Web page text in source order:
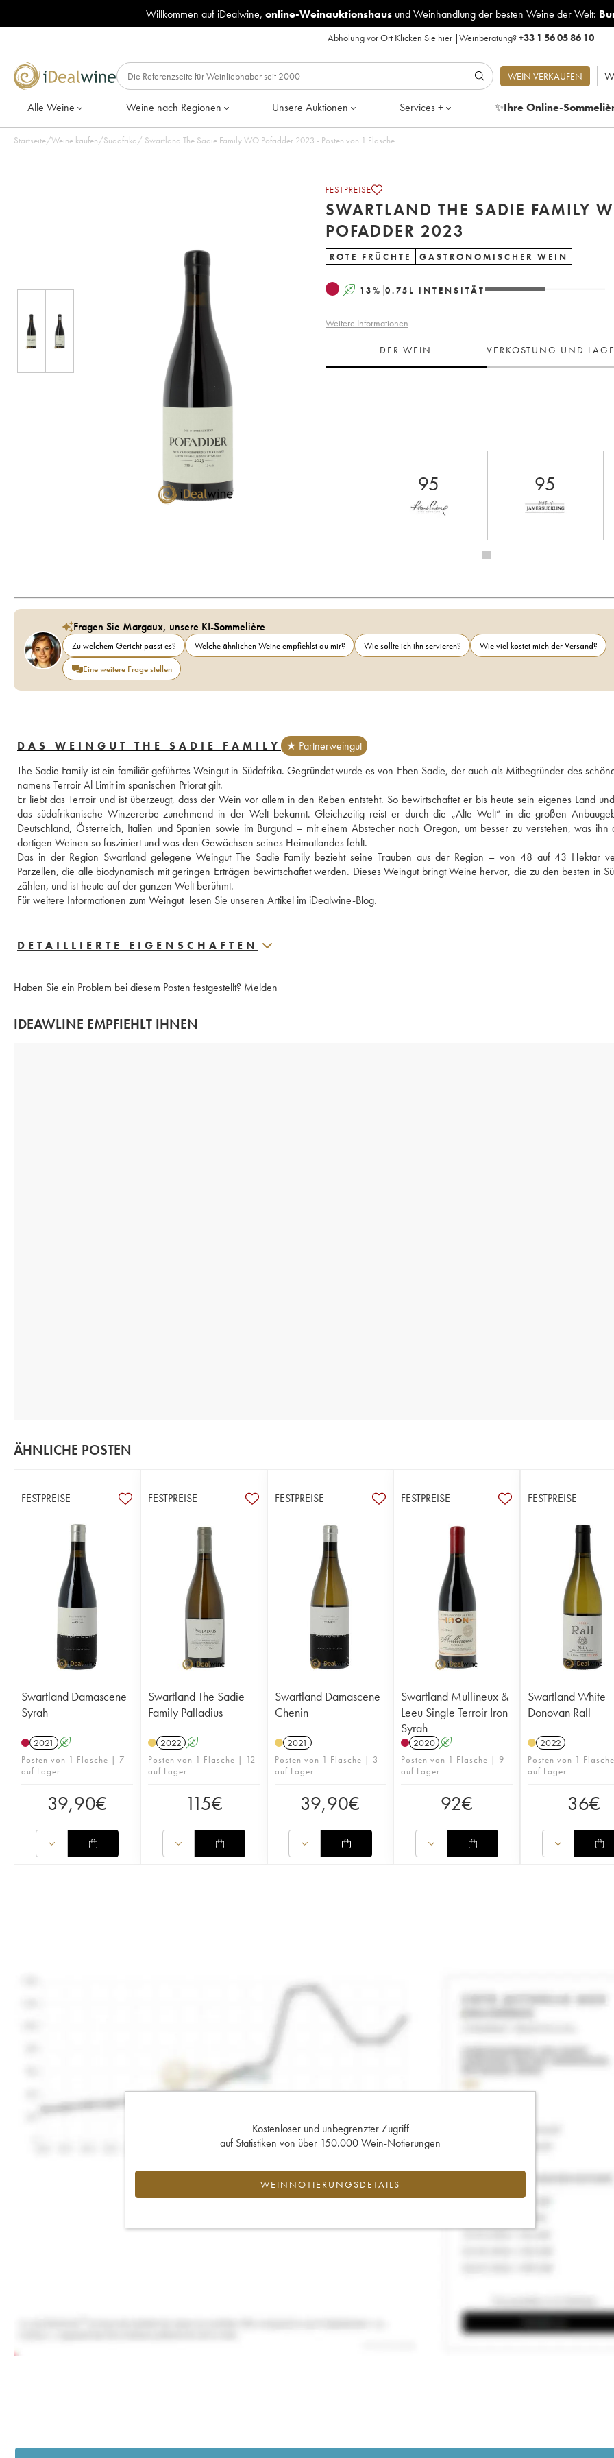
Willkommen auf iDealwine, online-Weinauktionshausund Weinhandlung der besten Weine der Welt:
Abholung vor Ort Klicken Sie hier|Weinberatung?+33 1 56 05 86 10
WEIN VERKAUFEN
Alle Weine Weine nach Regionen Unsere Auktionen Services + ✨Ihre Online-
Startseite/Weine kaufen/Südafrika/ Swartland The Sadie Family WO Pofadder 2023 - Posten von 1 Flasche
FESTPREISE
SWARTLAND THE SADIE FAMILY
POFADDER 2023
ROTE FRÜCHTE GASTRONOMISCHER WEIN
A 13% 0.75 L INTENSITÄT
Weitere Informationen
DER WEIN VERKOSTUNG UND
95 95
Fragen Sie Margaux, unsere KI-Sommelière
Zu welchem Gericht passt es? Welche ähnlichen Weine empfiehlst du mir? Wie sollte ich ihn servieren?
Wie viel kostet mich der Versand?
Eine weitere Frage stellen
DAS WEINGUT THE SADIE FAMILY
★ Partnerweingut
The Sadie Family ist ein familiär geführtes Weingut in Südafrika. Gegründet wurde es von Eben Sadie, der auch als Mitbegründer des
namens Terroir Al Limit im spanischen Priorat gilt.
Er liebt das Terroir und ist überzeugt, dass der Wein vor allem in den Reben entsteht. So bewirtschaftet er bis heute sein eigenes Land
das südafrikanische Winzererbe zunehmend in der Welt bekannt. Gleichzeitig reist er durch die „Alte Welt“ in die großen
Deutschland, Österreich, Italien und Spanien sowie im Burgund – mit einem Abstecher nach Oregon, um besser zu verstehen, was ihn
dortigen Weinen so fasziniert und was den Gewächsen seines Heimatlandes fehlt.
Das in der Region Swartland gelegene Weingut The Sadie Family bezieht seine Trauben aus der Region – von 48 auf 43 Hektar
Parzellen, die alle biodynamisch mit geringen Erträgen bewirtschaftet werden. Dieses Weingut bringt Weine hervor, die zu den besten in
zählen, und ist heute auf der ganzen Welt berühmt.
Für weitere Informationen zum Weingut
DETAILLIERTE EIGENSCHAFTEN
Haben Sie ein Problem bei diesem Posten festgestellt? Melden
IDEAWLINE EMPFIEHLT IHNEN
ÄHNLICHE POSTEN
FESTPREISE
Swartland Damascene
Syrah
2021 A
Posten von 1 Flasche | 7
auf Lager
39,90€
FESTPREISE
Swartland The Sadie
Family Palladius
2022 A
Posten von 1 Flasche | 12
auf Lager
115€
FESTPREISE
Swartland Damascene
Chenin
2021
Posten von 1 Flasche | 3
auf Lager
39,90€
FESTPREISE
Swartland Mullineux &
Leeu Single Terroir Iron
Syrah
2020 A
Posten von 1 Flasche | 9
auf Lager
92€
FESTPREISE
Swartland White
Donovan Rall
2022
Posten von 1
auf Lager
36€
Kostenloser und unbegrenzter Zugriff
auf Statistiken von über 150.000 Wein-Notierungen
WEINNOTIERUNGSDETAILS